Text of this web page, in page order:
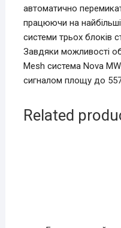
автоматично
працюючи на
системи трьох блоків
Завдяки можливості
Mesh система Nova
сигналом площу до
Related